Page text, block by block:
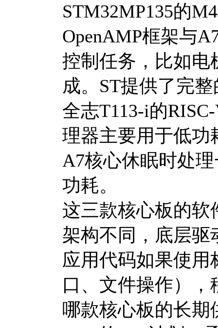
STM32MP135的
OpenAMP框架与
控制任务，比如电
成。ST提供了完
全志T113-i的
理器主要用于低功
A7核心休眠时处
功耗。
这三款核心板的软
架构不同，底层驱
应用代码如果使用
口、文件操作）
哪款核心板的长